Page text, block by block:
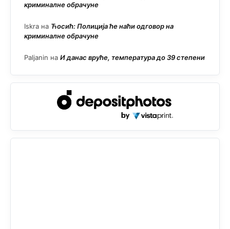
криминалне обрачуне
Iskra на Ћосић: Полиција ће наћи одговор на
криминалне обрачуне
Paljanin на И данас вруће, температура до 39 степени